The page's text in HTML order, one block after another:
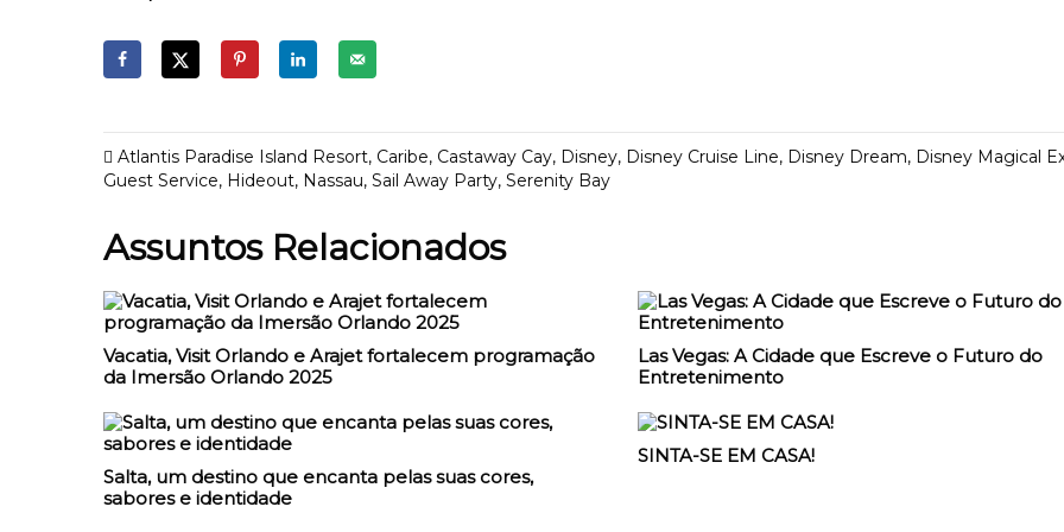
Atlantis Paradise Island Resort, Caribe, Castaway Cay, Disney, Disney Cruise Line, Disney Dream, Disney Magical
Guest Service, Hideout, Nassau, Sail Away Party, Serenity Bay
Assuntos Relacionados
Vacatia, Visit Orlando e Arajet fortalecem programação
da Imersão Orlando 2025
Las Vegas: A Cidade que Escreve o Futuro do
Entretenimento
Salta, um destino que encanta pelas suas cores,
sabores e identidade
SINTA-SE EM CASA!